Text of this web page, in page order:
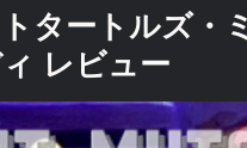
タートルズ・
レビュー